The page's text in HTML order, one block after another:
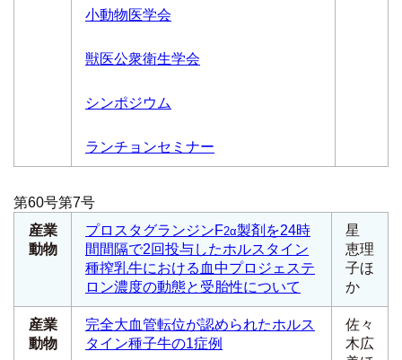
小動物医学会
獣医公衆衛生学会
シンポジウム
ランチョンセミナー
第60号第7号
産業
動物
プロスタグランジンF2α製剤を24時
間間隔で2回投与したホルスタイン
種搾乳牛における血中プロジェステ
ロン濃度の動態と受胎性について
星
恵理
子ほ
か
産業
動物
完全大血管転位が認められたホルス
タイン種子牛の1症例
佐々
木広